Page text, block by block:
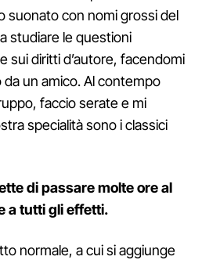
suonato con nomi grossi del
studiare le questioni
sui diritti d’autore, facendomi
un amico. Al contempo
faccio serate e mi
specialità sono i classici
di passare molte ore al
a tutti gli effetti.
normale, a cui si aggiunge